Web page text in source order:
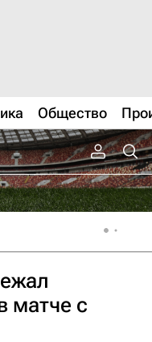
Общество
матче с